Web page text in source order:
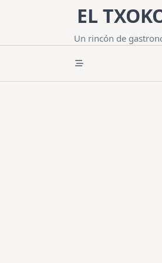
EL
Un rincón de